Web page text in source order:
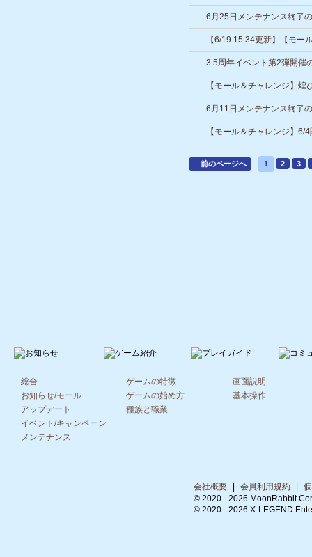
期間限定で登場！
6月25日メンテナンス終了
【6/19 15:34更新】【モー
3.5周年イベント第2弾開催
【モール＆チャレンジ】
券*が期間限定で登場！
6月11日メンテナンス終了
【モール＆チャレンジ】6/
前のページへ 1 2 3
総合
お知らせ/モール
アップデート
イベント/キャンペーン
メンテナンス
ゲームの特徴
ゲームの始め方
種族と職業
画面説明
基本操作
会社概要 会員利用規約
© 2020 - 2026 MoonRabbit
© 2020 - 2026 X-LEGEND